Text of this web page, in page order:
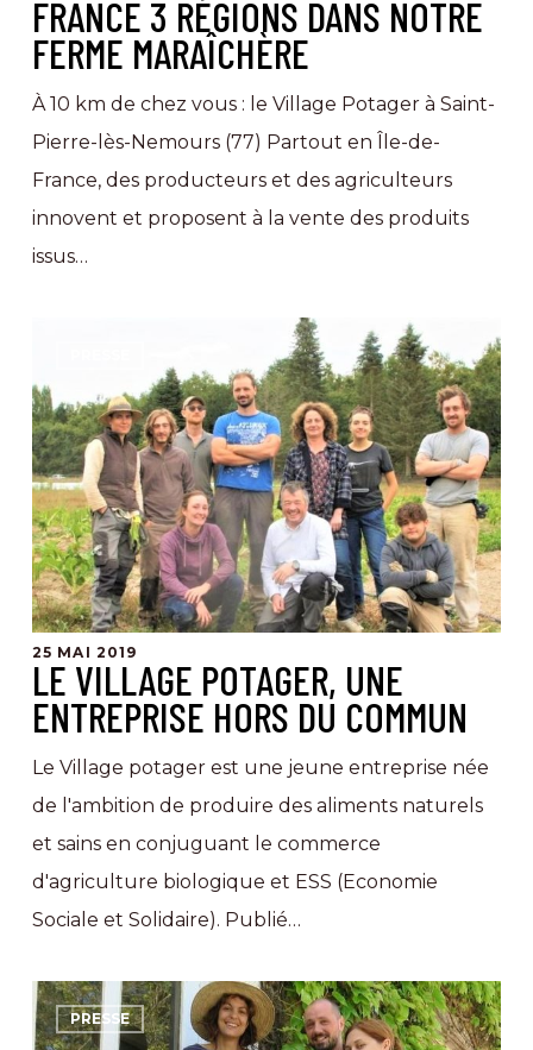
FRANCE 3 RÉGIONS DANS NOTRE
FERME MARAÎCHÈRE
À 10 km de chez vous : le Village Potager à Saint-
Pierre-lès-Nemours (77) Partout en Île-de-
France, des producteurs et des agriculteurs
innovent et proposent à la vente des produits
issus…
potager,
une
entreprise
hors
du
commun
25 MAI 2019
LE VILLAGE POTAGER, UNE
ENTREPRISE HORS DU COMMUN
Le Village potager est une jeune entreprise née
de l'ambition de produire des aliments naturels
et sains en conjuguant le commerce
d'agriculture biologique et ESS (Economie
Sociale et Solidaire). Publié…
La
culture
PRESSE